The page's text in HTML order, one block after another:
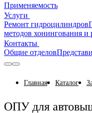
Применяемость
Услуги
Ремонт гидроцилиндров
методов хонингования и
Контакты
Общие отделов
Главная Каталог
ОПУ для